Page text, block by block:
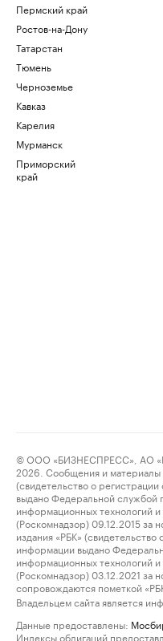
Пермский край
Ростов-на-Дону
Татарстан
Тюмень
Черноземье
Кавказ
Карелия
Мурманск
Приморский
край
© ООО «БИЗНЕСПРЕСС», АО
2026. Сообщения и материалы
(свидетельство о
выдано Федеральной службой
информационных технологий
(Роскомнадзор) 09.12.2015
издания «РБК»
информации выдано
информационных технологий
(Роскомнадзор) 03.12.2021
сопровождаются пометкой
Владельцем сайта является
Данные предоставлены:
Индексы облигаций